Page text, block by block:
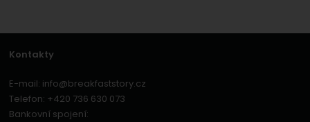
Kontakty
E-mail: info@breakfaststory.cz
Telefon: +420 736 630 073
Bankovní spojení: